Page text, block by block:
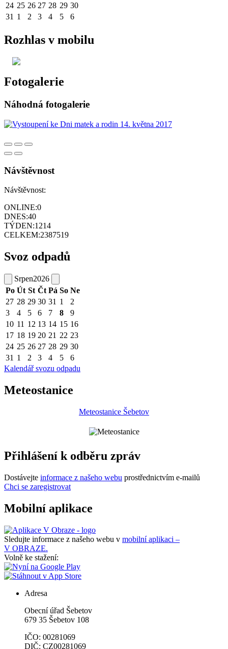
24 25 26 27 28 29 30
31 1 2 3 4 5 6
Rozhlas v mobilu
Fotogalerie
Náhodná fotogalerie
Návštěvnost
Návštěvnost:
ONLINE:0
DNES:40
TÝDEN:1214
CELKEM:2387519
Svoz odpadů
Srpen2026
Po Út St Čt Pá So Ne
27 28 29 30 31 1
2
3
4 5 6 7 8
9
10 11 12 13 14 15 16
17 18 19 20 21 22 23
24 25 26 27 28 29 30
31 1 2 3 4 5
6
Kalendář svozu odpadu
Meteostanice
Meteostanice Šebetov
Přihlášení k odběru zpráv
Dostávejte informace z našeho webu prostřednictvím e-mailů
Chci se zaregistrovat
Mobilní aplikace
Sledujte informace z našeho webu v mobilní aplikaci –
V OBRAZE.
Volně ke stažení:
Adresa
Obecní úřad Šebetov
679 35 Šebetov 108
IČO: 00281069
DIČ: CZ00281069